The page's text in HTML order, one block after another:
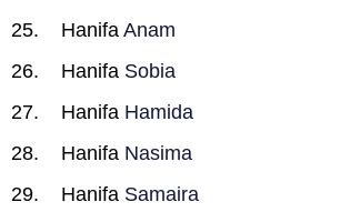
Hanifa Anam
Hanifa Sobia
Hanifa Hamida
Hanifa Nasima
Hanifa Samaira